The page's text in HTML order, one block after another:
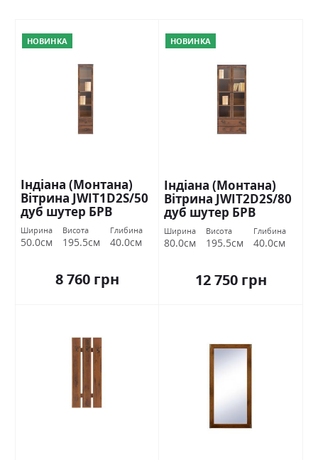
НОВИНКА
Індіана (Монтана)
Вітрина JWIT1D2S/50
дуб шутер БРВ
Україна
Ширина
50.0см
Висота
195.5см
Глибина
40.0см
8 760 грн
НОВИНКА
Індіана (Монтана)
Вітрина JWIT2D2S/80
дуб шутер БРВ
Україна
Ширина
80.0см
Висота
195.5см
Глибина
40.0см
12 750 грн